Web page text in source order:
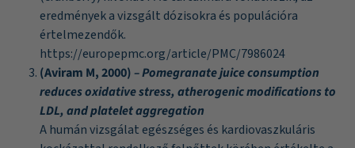
eredmények a vizsgált dózisokra és populációra
értelmezendők.
https://europepmc.org/article/PMC/7986024
(Aviram M, 2000)– Pomegranate juice consumption
reduces oxidative stress, atherogenic modifications to
LDL, and platelet aggregation
A humán vizsgálat egészséges és kardiovaszkuláris